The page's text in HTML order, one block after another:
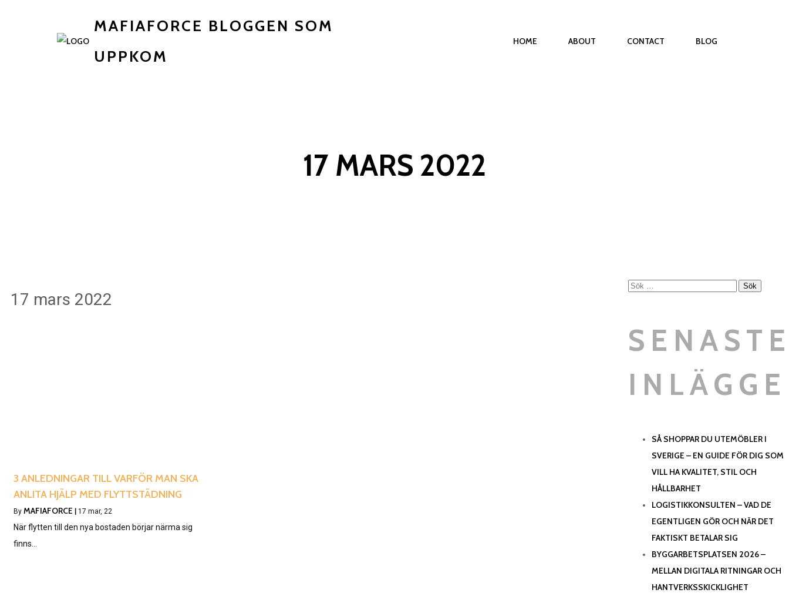
MAFIAFORCE BLOGGEN SOM
UPPKOM
HOME ABOUT CONTACT BLOG
17 MARS 2022
17 mars 2022
3 ANLEDNINGAR TILL VARFÖR MAN SKA
ANLITA HJÄLP MED FLYTTSTÄDNING
By MAFIAFORCE | 17 mar, 22
När flytten till den nya bostaden börjar närma sig
finns…
Sök
SÅ SHOPPAR DU UTEMÖBLER I
SVERIGE – EN GUIDE FÖR DIG SOM
VILL HA KVALITET, STIL OCH
HÅLLBARHET
LOGISTIKKONSULTEN – VAD DE
EGENTLIGEN GÖR OCH NÄR DET
FAKTISKT BETALAR SIG
BYGGARBETSPLATSEN 2026 –
MELLAN DIGITALA RITNINGAR OCH
HANTVERKSSKICKLIGHET